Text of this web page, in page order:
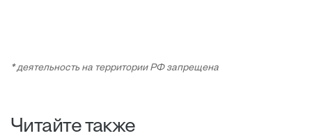
* деятельность на территории РФ запрещена
Читайте также